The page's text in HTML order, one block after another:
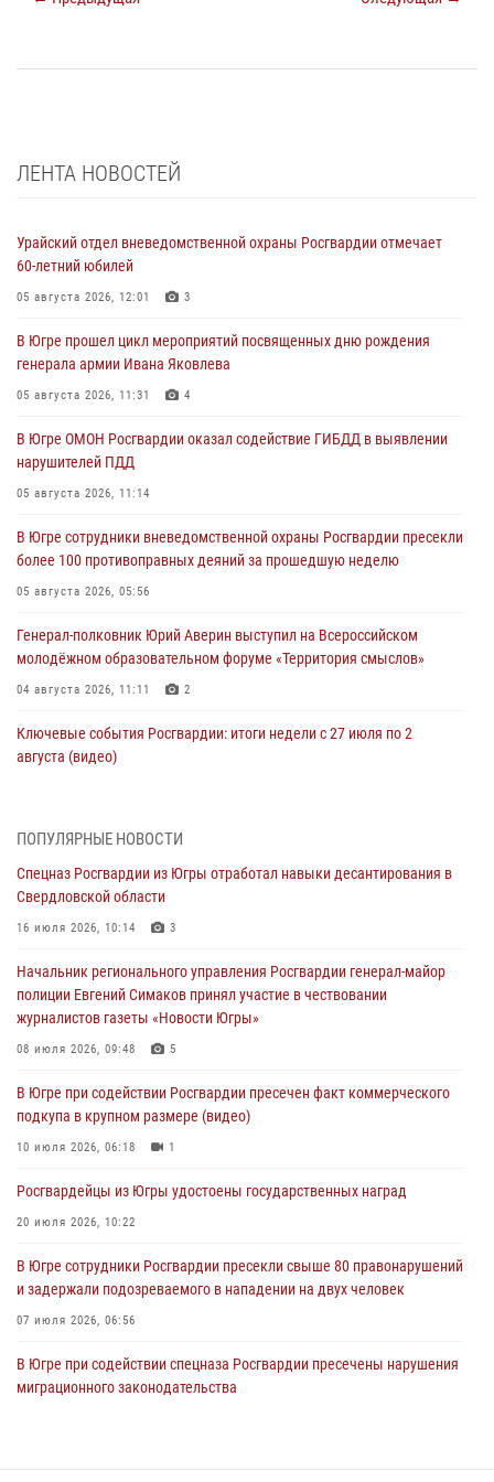
ЛЕНТА НОВОСТЕЙ
Урайский отдел вневедомственной охраны Росгвардии отмечает
60-летний юбилей
05 августа 2026, 12:01 3
В Югре прошел цикл мероприятий посвященных дню рождения
генерала армии Ивана Яковлева
05 августа 2026, 11:31 4
В Югре ОМОН Росгвардии оказал содействие ГИБДД в выявлении
нарушителей ПДД
05 августа 2026, 11:14
В Югре сотрудники вневедомственной охраны Росгвардии пресекли
более 100 противоправных деяний за прошедшую неделю
05 августа 2026, 05:56
Генерал-полковник Юрий Аверин выступил на Всероссийском
молодёжном образовательном форуме «Территория смыслов»
04 августа 2026, 11:11 2
Ключевые события Росгвардии: итоги недели с 27 июля по 2
августа (видео)
Сотрудник Росгвардии из Югры спас ребёнка от нападения дикой
04 августа 2026, 06:17 1
Росгвардия обеспечила безопасность открытия Всероссийских
столице Югры
Росгвардия противодействует БПЛА ВСУ на южном направлении
03 августа 2026, 05:29
«Росгвардия. Вехи истории»: специальные моторизованные части
02 августа 2026, 10:59
ПОПУЛЯРНЫЕ НОВОСТИ
Спецназ Росгвардии из Югры отработал навыки десантирования в
Свердловской области
16 июля 2026, 10:14 3
Начальник регионального управления Росгвардии генерал-майор
полиции Евгений Симаков принял участие в чествовании
журналистов газеты «Новости Югры»
08 июля 2026, 09:48 5
В Югре при содействии Росгвардии пресечен факт коммерческого
подкупа в крупном размере (видео)
10 июля 2026, 06:18 1
Росгвардейцы из Югры удостоены государственных наград
20 июля 2026, 10:22
В Югре сотрудники Росгвардии пресекли свыше 80 правонарушений
и задержали подозреваемого в нападении на двух человек
07 июля 2026, 06:56
В Югре при содействии спецназа Росгвардии пресечены нарушения
миграционного законодательства